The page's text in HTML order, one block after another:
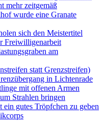
mehr zeitgemäß
wurde eine Granate
sich den Meistertitel
Freiwilligenarbeit
am
statt Grenzstreifen)
in Lichtenrade
mit offenen Armen
Strahlen bringen
ein gutes Tröpfchen zu geben